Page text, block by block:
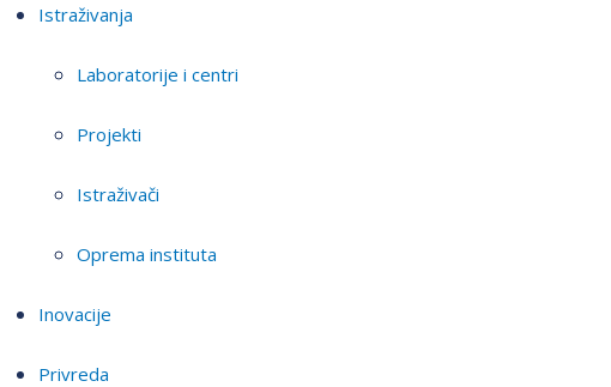
Istraživanja
Laboratorije i centri
Projekti
Istraživači
Oprema instituta
Inovacije
Privreda